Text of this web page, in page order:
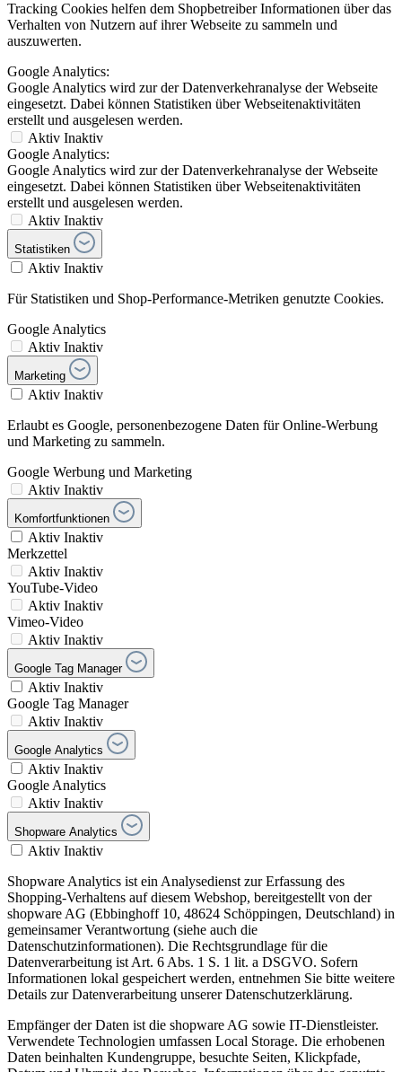
Tracking Cookies helfen dem Shopbetreiber Informationen über das
Verhalten von Nutzern auf ihrer Webseite zu sammeln und
auszuwerten.
Google Analytics:
Google Analytics wird zur der Datenverkehranalyse der Webseite
eingesetzt. Dabei können Statistiken über Webseitenaktivitäten
erstellt und ausgelesen werden.
Aktiv Inaktiv
Google Analytics:
Google Analytics wird zur der Datenverkehranalyse der Webseite
eingesetzt. Dabei können Statistiken über Webseitenaktivitäten
erstellt und ausgelesen werden.
Aktiv Inaktiv
Statistiken
Aktiv Inaktiv
Für Statistiken und Shop-Performance-Metriken genutzte Cookies.
Google Analytics
Aktiv Inaktiv
Marketing
Aktiv Inaktiv
Erlaubt es Google, personenbezogene Daten für Online-Werbung
und Marketing zu sammeln.
Google Werbung und Marketing
Aktiv Inaktiv
Komfortfunktionen
Aktiv Inaktiv
Merkzettel
Aktiv Inaktiv
YouTube-Video
Aktiv Inaktiv
Vimeo-Video
Aktiv Inaktiv
Google Tag Manager
Aktiv Inaktiv
Google Tag Manager
Aktiv Inaktiv
Google Analytics
Aktiv Inaktiv
Google Analytics
Aktiv Inaktiv
Shopware Analytics
Aktiv Inaktiv
Shopware Analytics ist ein Analysedienst zur Erfassung des
Shopping-Verhaltens auf diesem Webshop, bereitgestellt von der
shopware AG (Ebbinghoff 10, 48624 Schöppingen, Deutschland) in
gemeinsamer Verantwortung (siehe auch die
Datenschutzinformationen). Die Rechtsgrundlage für die
Datenverarbeitung ist Art. 6 Abs. 1 S. 1 lit. a DSGVO. Sofern
Informationen lokal gespeichert werden, entnehmen Sie bitte weitere
Details zur Datenverarbeitung unserer Datenschutzerklärung.
Empfänger der Daten ist die shopware AG sowie IT-Dienstleister.
Verwendete Technologien umfassen Local Storage. Die erhobenen
Daten beinhalten Kundengruppe, besuchte Seiten, Klickpfade,